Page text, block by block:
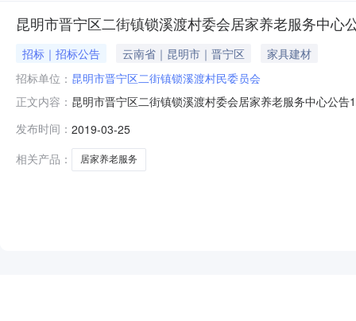
昆明市晋宁区二街镇锁溪渡村委会居家养老服务中心
招标｜招标公告 云南省｜昆明市｜晋宁区
家具建材
招标单位： 昆明市晋宁区二街镇锁溪渡村民委员会
正文内容： 昆明市晋宁区二街镇锁溪渡村委会居家养老服务中心公
上级资金及自筹（资金来源），项目出资比例为100%，
标范围：2.1招标内容：该项目主要在
发布时间： 2019-03-25
相关产品：
居家养老服务